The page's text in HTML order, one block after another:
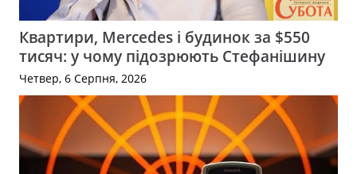
Квартири, Mercedes і будинок за $550
тисяч: у чому підозрюють Стефанішину
Четвер, 6 Серпня, 2026